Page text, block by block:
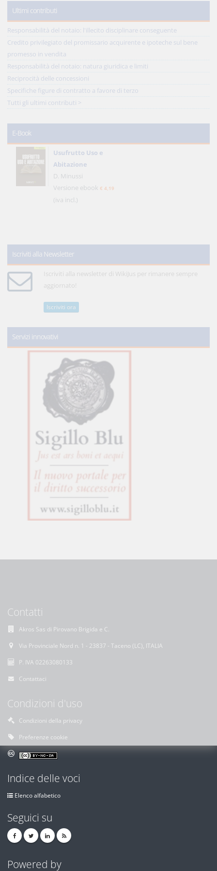
Ultimi contributi
Responsabilità del notaio: l'illecito disciplinare conseguente
Credito privilegiato del promissario acquirente e ipoteche sul bene
promesso in vendita
Responsabilità del notaio: natura giuridica e limiti
Reciprocità delle concessioni
Specifiche figure di contratto a favore di terzo
Tutti gli ultimi contributi >
E-Book
Usufrutto Uso e
Abitazione
D. Minussi
Versione ebook € 4,19
(iva incl.)
Iscriviti alla Newsletter
Iscriviti alla newsletter di WikiJus per rimanere sempre
aggiornato!
Iscriviti ora
Servizi innovativi
Contatti
Akros Sas di Pirovano Brigida e C.
Via Provinciale Nord n. 1 - 23837 - Taceno (LC), ITALIA
P. IVA 02263080133
Contattaci
Condizioni d'uso
Condizioni della privacy
Preferenze cookie
Indice delle voci
Elenco alfabetico
Seguici su
Powered by